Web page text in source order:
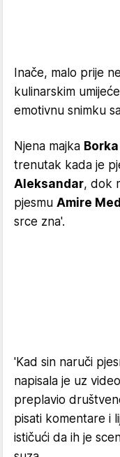
Inače, malo prije
kulinarskim
emotivnu snimku
Njena majka
trenutak kada je
Aleksandar, dok
pjesmu Amire
srce zna'.
'Kad sin naruči
napisala je uz
preplavio
pisati komentare i
ističući da ih je